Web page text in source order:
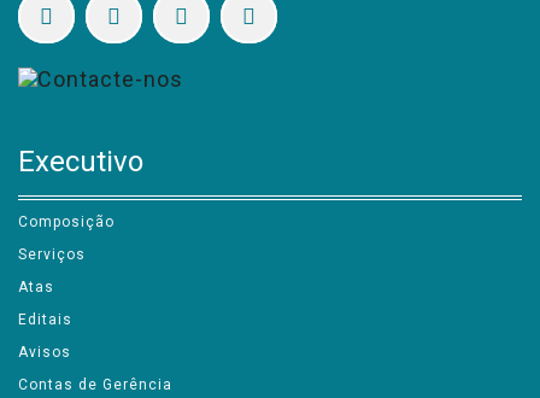
Executivo
Composição
Serviços
Atas
Editais
Avisos
Contas de Gerência